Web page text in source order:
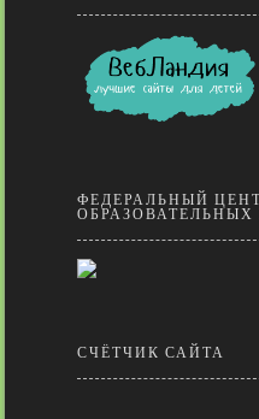
ФЕДЕРАЛЬНЫЙ
ОБРАЗОВАТЕЛЬНЫХ
СЧЁТЧИК САЙТА